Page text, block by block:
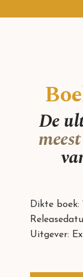
De
Dikte boek:
Uitgever: